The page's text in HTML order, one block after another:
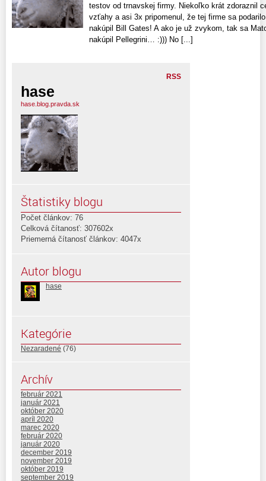
testov od trnavskej firmy. Niekoľko krát zdoraznil
vzťahy a asi 3x pripomenul, že tej firme sa
nakúpil Bill Gates! A ako je už zvykom, tak sa
nakúpil Pellegrini… :))) No [...]
RSS
hase
hase.blog.pravda.sk
Štatistiky blogu
Počet článkov: 76
Celková čítanosť: 307602x
Priemerná čítanosť článkov: 4047x
Autor blogu
hase
Kategórie
Nezaradené (76)
Archív
február 2021
január 2021
október 2020
apríl 2020
marec 2020
február 2020
január 2020
december 2019
november 2019
október 2019
september 2019